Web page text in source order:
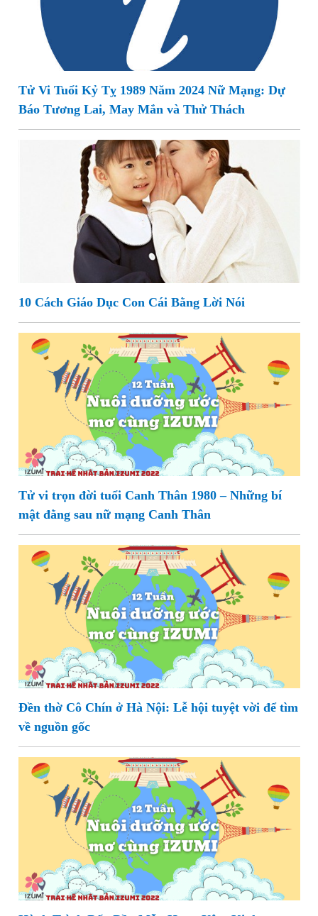
Tử Vi Tuổi Kỷ Tỵ 1989 Năm 2024 Nữ Mạng: Dự
Báo Tương Lai, May Mắn và Thử Thách
10 Cách Giáo Dục Con Cái Bằng Lời Nói
Tử vi trọn đời tuổi Canh Thân 1980 – Những bí
mật đằng sau nữ mạng Canh Thân
Đền thờ Cô Chín ở Hà Nội: Lễ hội tuyệt vời để tìm
về nguồn gốc